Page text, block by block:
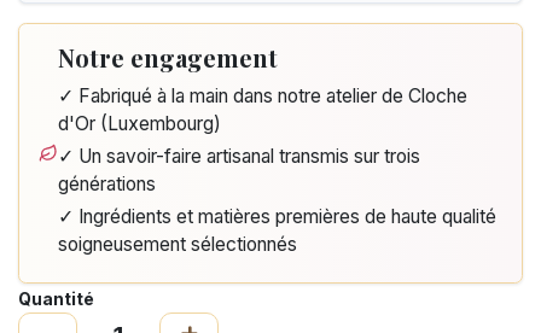
Notre engagement
✓ Fabriqué à la main dans notre atelier de Cloche
d'Or (Luxembourg)
✓ Un savoir-faire artisanal transmis sur trois
générations
✓ Ingrédients et matières premières de haute qualité
soigneusement sélectionnés
Quantité